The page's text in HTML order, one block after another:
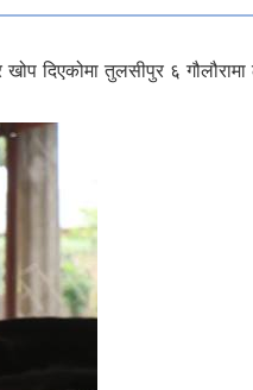
दिएकोमा तुलसीपुर ६